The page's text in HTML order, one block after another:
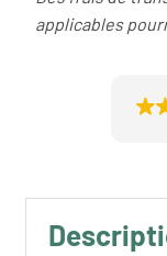
applicables